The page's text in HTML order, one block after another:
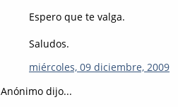
Espero que te valga.
Saludos.
miércoles, 09 diciembre, 2009
Anónimo dijo...